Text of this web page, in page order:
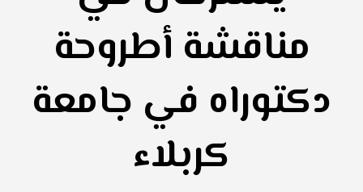
مناقشة أطروحة
دكتوراه في جامعة
كربلاء